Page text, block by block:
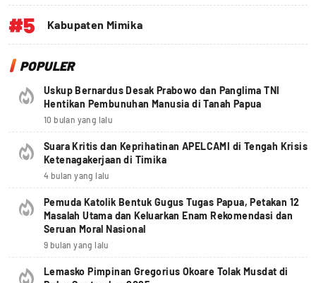
#5 Kabupaten Mimika
POPULER
Uskup Bernardus Desak Prabowo dan Panglima TNI
Hentikan Pembunuhan Manusia di Tanah Papua
10 bulan yang lalu
Suara Kritis dan Keprihatinan APELCAMI di Tengah Krisis
Ketenagakerjaan di Timika
4 bulan yang lalu
Pemuda Katolik Bentuk Gugus Tugas Papua, Petakan 12
Masalah Utama dan Keluarkan Enam Rekomendasi dan
Seruan Moral Nasional
9 bulan yang lalu
Lemasko Pimpinan Gregorius Okoare Tolak Musdat di